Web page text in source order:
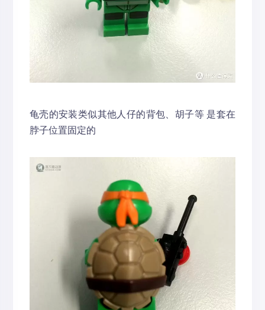
龟壳的安装类似其他人仔的背包、胡子等 是套在
脖子位置固定的